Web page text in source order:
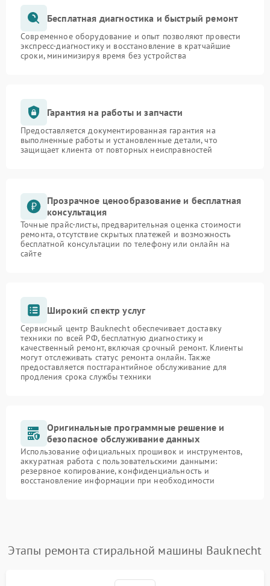
Бесплатная диагностика и быстрый ремонт
Современное оборудование и опыт позволяют провести
экспресс-диагностику и восстановление в кратчайшие
сроки, минимизируя время без устройства
Гарантия на работы и запчасти
Предоставляется документированная гарантия на
выполненные работы и установленные детали, что
защищает клиента от повторных неисправностей
Прозрачное ценообразование и бесплатная
консультация
Точные прайс-листы, предварительная оценка стоимости
ремонта, отсутствие скрытых платежей и возможность
бесплатной консультации по телефону или онлайн на
сайте
Широкий спектр услуг
Сервисный центр Bauknecht обеспечивает доставку
техники по всей РФ, бесплатную диагностику и
качественный ремонт, включая срочный ремонт. Клиенты
могут отслеживать статус ремонта онлайн. Также
предоставляется постгарантийное обслуживание для
продления срока службы техники
Оригинальные программные решение и
безопасное обслуживание данных
Использование официальных прошивок и инструментов,
аккуратная работа с пользовательскими данными:
резервное копирование, конфиденциальность и
восстановление информации при необходимости
Этапы ремонта стиральной машины Bauknecht